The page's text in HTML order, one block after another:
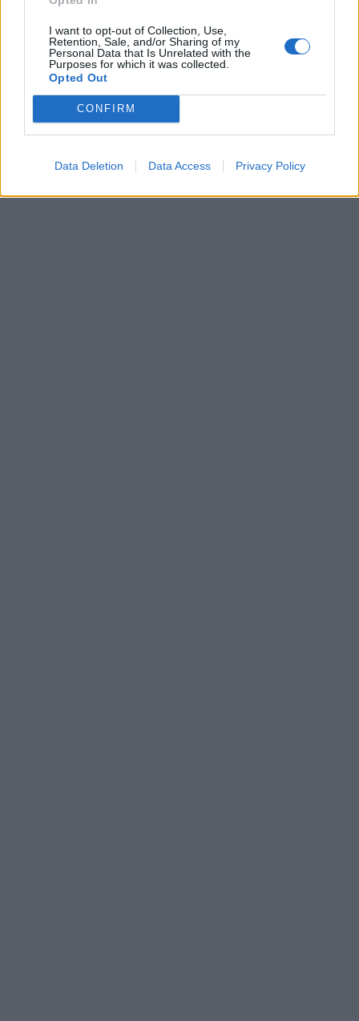
I want to opt-out of Collection, Use,
Retention, Sale, and/or Sharing of my
Personal Data that Is Unrelated with the
Purposes for which it was collected.
Opted Out
CONFIRM
Data Deletion Data Access Privacy Policy